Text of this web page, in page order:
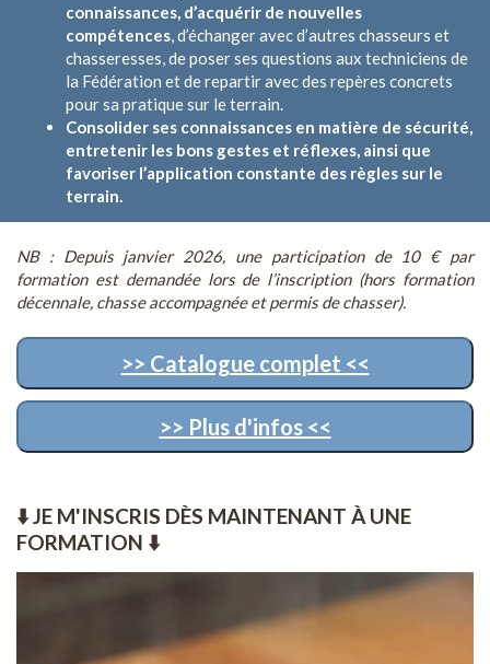
connaissances, d’acquérir de nouvelles
compétences, d’échanger avec d’autres chasseurs et
chasseresses, de poser ses questions aux techniciens de
la Fédération et de repartir avec des repères concrets
pour sa pratique sur le terrain.
Consolider ses connaissances en matière de sécurité,
entretenir les bons gestes et réflexes, ainsi que
favoriser l’application constante des règles sur le
terrain.
NB : Depuis janvier 2026, une participation de 10 € par
formation est demandée lors de l’inscription (hors formation
décennale, chasse accompagnée et permis de chasser).
>> Catalogue complet <<
>> Plus d'infos <<
⬇️ JE M'INSCRIS DÈS MAINTENANT À UNE
FORMATION ⬇️